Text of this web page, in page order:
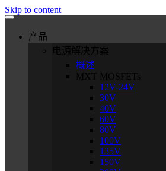
Skip to content
产品
电源解决方案
概述
MXT MOSFETs
12V-24V
30V
40V
60V
80V
100V
135V
150V